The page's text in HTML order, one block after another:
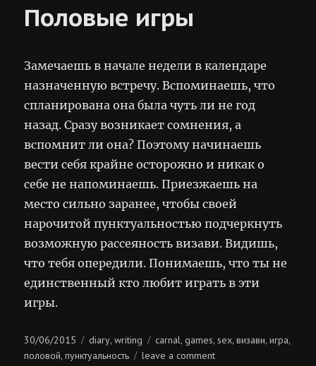
Половые игры
Замечаешь в начале недели в календаре
назначенную встречу. Вспоминаешь, что
спланирована она была чуть ли не год
назад. Сразу возникает сомнения, а
вспомнит ли она? Поэтому начинаешь
вести себя крайне осторожно и никак о
себе не напоминаешь. Приезжаешь на
место сильно заранее, чтобы своей
нарочитой пунктуальностью подчеркнуть
возможную рассеяность визави. Видишь,
что тебя опередили. Понимаешь, что ты не
единственный кто любит играть в эти
игры.
Posted
on
30/06/2015 Categories
diary,writing Tags
carnal,games, sex,визави,игра,
половой,пунктуальность leave a commenton